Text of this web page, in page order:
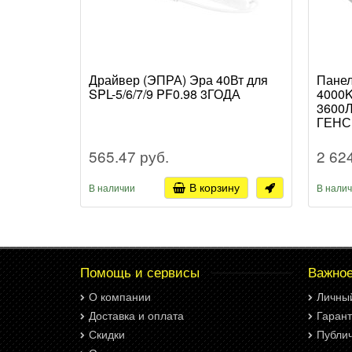
Драйвер (ЭПРА) Эра 40Вт для
SPL-5/6/7/9 PF0.98 3ГОДА
565.47 руб.
В наличии В корзину
2
В
Помощь и сервисы
О компании
Доставка и оплата
Скидки